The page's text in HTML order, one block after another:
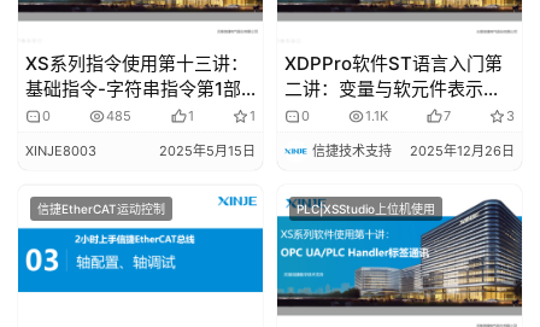
XS系列指令使用第十三讲：
基础指令-字符串指令第1部
分0 485 1 1
XINJE8003 2025年5月15日
XDPPro软件ST语言入门第
二讲：变量与软元件表示方
法0 1.1K 7 3
信捷技术支持 2025年12月26日
信捷EtherCAT运动控制 PLC|XSStudio上位机使用